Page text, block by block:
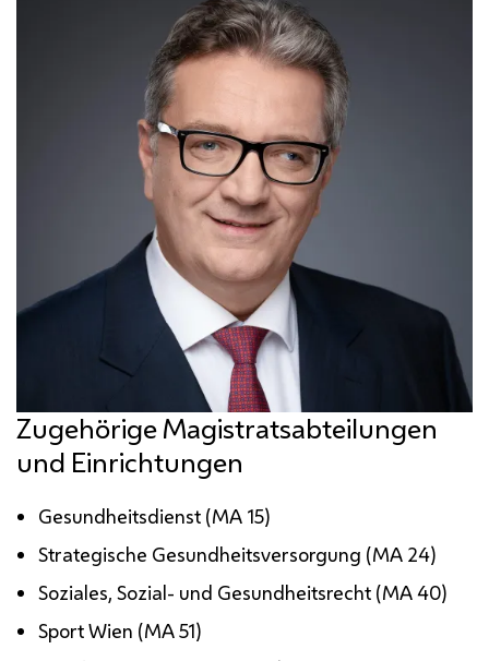
Zugehörige Magistratsabteilungen
und Einrichtungen
Gesundheitsdienst (MA 15)
Strategische Gesundheitsversorgung (MA 24)
Soziales, Sozial- und Gesundheitsrecht (MA40)
Sport Wien (MA51)